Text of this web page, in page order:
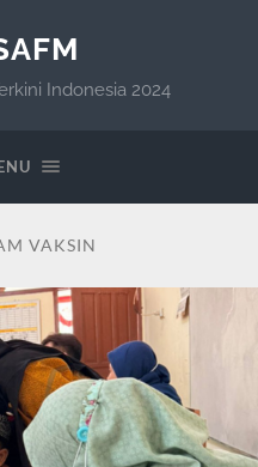
Indonesia 2024
VAKSIN